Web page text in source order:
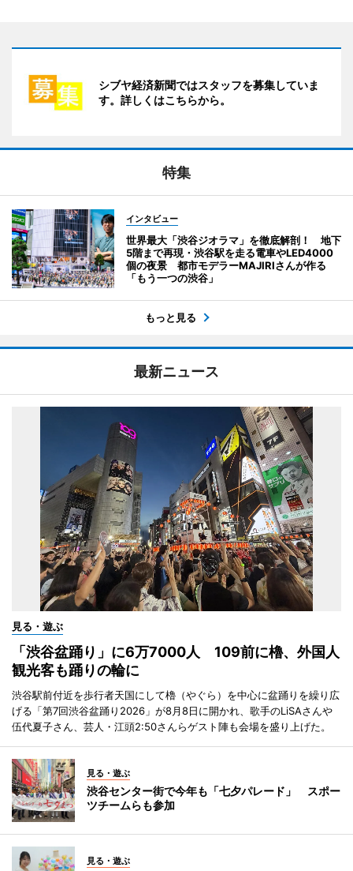
シブヤ経済新聞ではスタッフを募集していま
す。詳しくはこちらから。
特集
インタビュー
世界最大「渋谷ジオラマ」を徹底解剖！ 地下
5階まで再現・渋谷駅を走る電車やLED4000
個の夜景 都市モデラーMAJIRIさんが作る
「もう一つの渋谷」
もっと見る
最新ニュース
見る・遊ぶ
「渋谷盆踊り」に6万7000人 109前に櫓、外国人
観光客も踊りの輪に
渋谷駅前付近を歩行者天国にして櫓（やぐら）を中心に盆踊りを繰り広
げる「第7回渋谷盆踊り2026」が8月8日に開かれ、歌手のLiSAさんや
伍代夏子さん、芸人・江頭2:50さんらゲスト陣も会場を盛り上げた。
見る・遊ぶ
渋谷センター街で今年も「七夕パレード」 スポー
ツチームらも参加
見る・遊ぶ